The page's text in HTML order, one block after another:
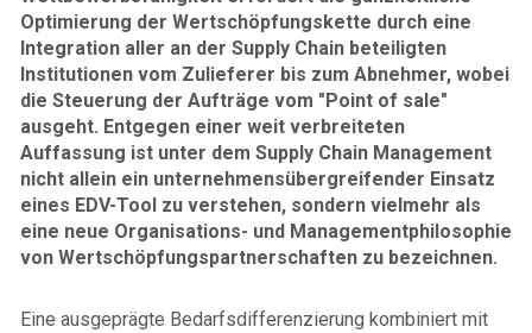
Optimierung der Wertschöpfungskette durch eine
Integration aller an der Supply Chain beteiligten
Institutionen vom Zulieferer bis zum Abnehmer, wobei
die Steuerung der Aufträge vom "Point of sale"
ausgeht. Entgegen einer weit verbreiteten
Auffassung ist unter dem Supply Chain Management
nicht allein ein unternehmensübergreifender Einsatz
eines EDV-Tool zu verstehen, sondern vielmehr als
eine neue Organisations- und Managementphilosophie
von Wert­schöpfungs­partnerschaften zu bezeichnen.
Eine ausgeprägte Bedarfsdifferenzierung kombiniert mit